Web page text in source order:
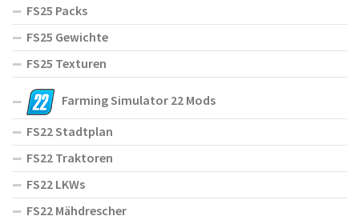
FS25 Packs
FS25 Gewichte
FS25 Texturen
Farming Simulator 22 Mods
FS22 Stadtplan
FS22 Traktoren
FS22 LKWs
FS22 Mähdrescher